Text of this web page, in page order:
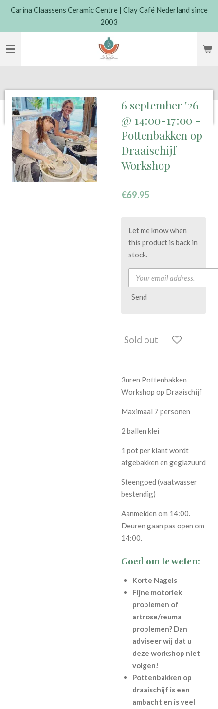
Skip
content
Carina Claassens Ceramic Centre | Clay Café Nederland since
2003
6 september '26
@ 14:00-17:00 -
Pottenbakken op
Draaischijf
Workshop
€69.95
Let me know when
this product is back in
stock.
Send
Sold out
3uren Pottenbakken
Workshop op Draaischijf
Maximaal 7 personen
2 ballen klei
1 pot per klant wordt
afgebakken en geglazuurd
Steengoed (vaatwasser
bestendig)
Aanmelden om 14:00.
Deuren gaan pas open om
14:00.
Goed om te weten:
Korte Nagels
Fijne motoriek
problemen of
artrose/reuma
problemen? Dan
adviseer wij dat u
deze workshop niet
volgen!
Pottenbakken op
draaischijf is een
ambacht en is veel